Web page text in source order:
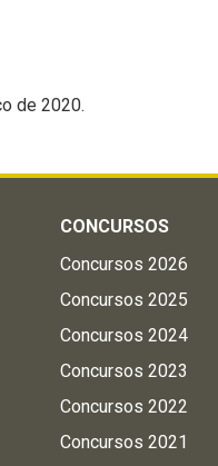
2020.
CONCURSOS
Concursos 2026
Concursos 2025
Concursos 2024
Concursos 2023
Concursos 2022
Concursos 2021